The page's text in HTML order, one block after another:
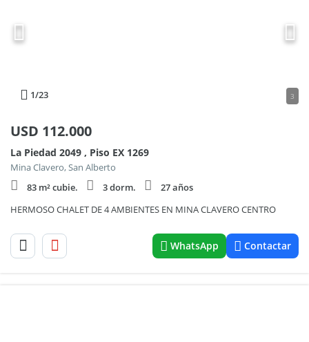
1/23 3
USD 112.000
La Piedad 2049 , Piso EX 1269
Mina Clavero, San Alberto
83 m² cubie.
3 dorm.
27 años
HERMOSO CHALET DE 4 AMBIENTES EN MINA CLAVERO CENTRO
WhatsApp Contactar